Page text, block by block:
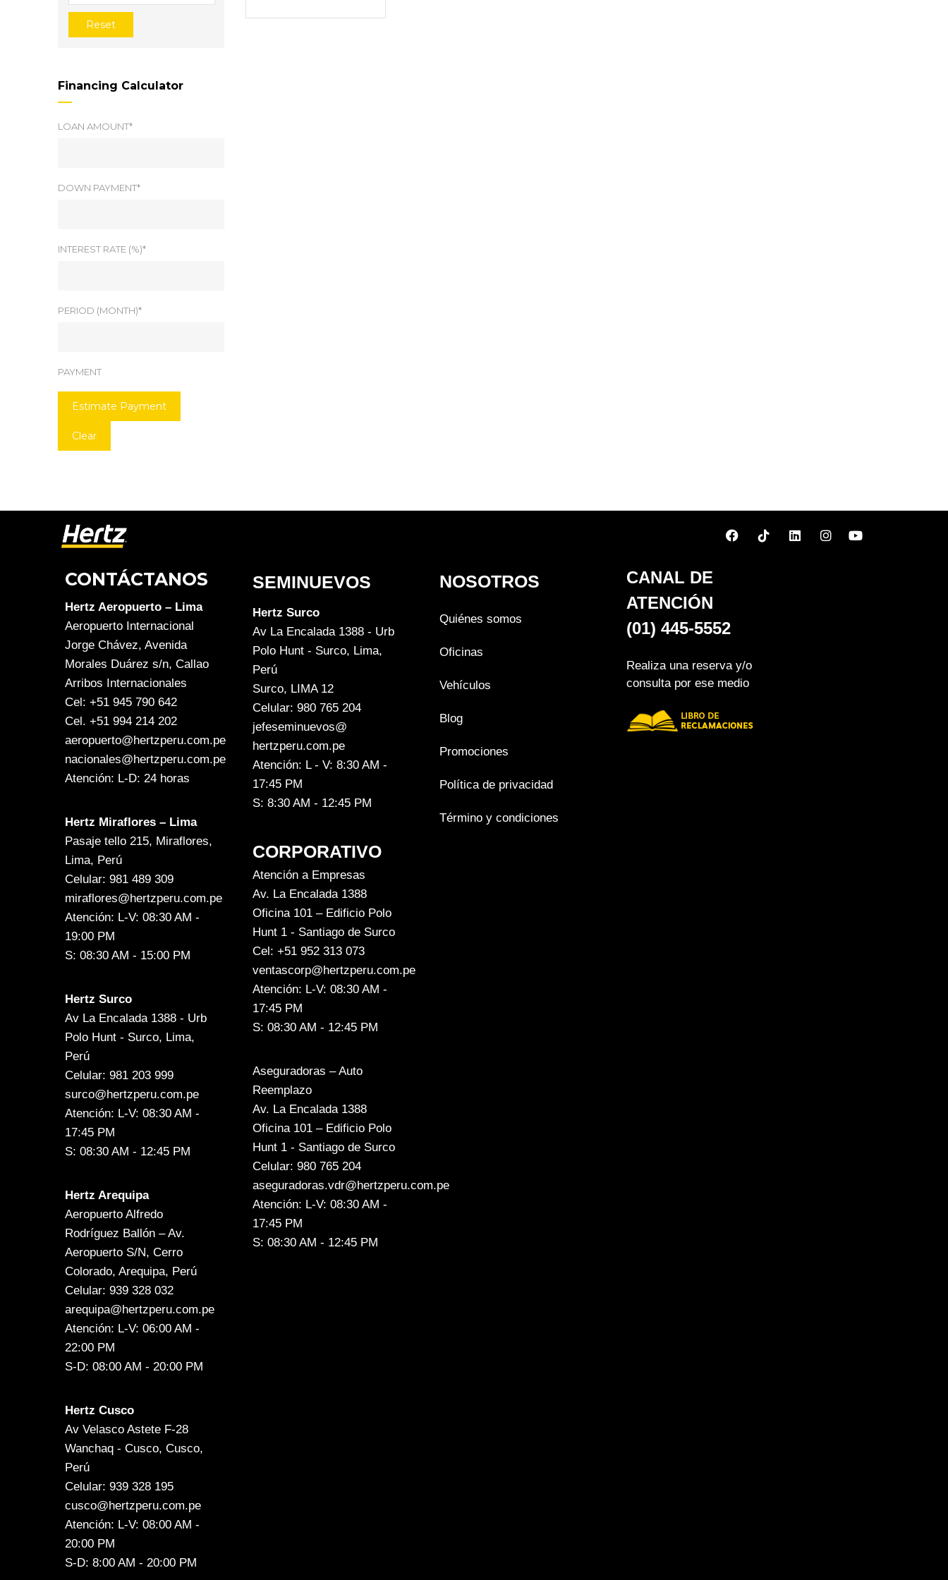
Reset
Financing Calculator
LOAN AMOUNT*
DOWN PAYMENT*
INTEREST RATE (%)*
PERIOD (MONTH)*
PAYMENT
Estimate Payment
Clear
CONTÁCTANOS
Hertz Aeropuerto – Lima
Aeropuerto Internacional
Jorge Chávez, Avenida
Morales Duárez s/n, Callao
Arribos Internacionales
Cel: +51 945 790 642
Cel. +51 994 214 202
aeropuerto@hertzperu.com.pe
nacionales@hertzperu.com.pe
Atención: L-D: 24 horas
Hertz Miraflores – Lima
Pasaje tello 215, Miraflores,
Lima, Perú
Celular: 981 489 309
miraflores@hertzperu.com.pe
Atención: L-V: 08:30 AM -
19:00 PM
S: 08:30 AM - 15:00 PM
Hertz Surco
Av La Encalada 1388 - Urb
Polo Hunt - Surco, Lima,
Perú
Celular: 981 203 999
surco@hertzperu.com.pe
Atención: L-V: 08:30 AM -
17:45 PM
S: 08:30 AM - 12:45 PM
Hertz Arequipa
Aeropuerto Alfredo
Rodríguez Ballón – Av.
Aeropuerto S/N, Cerro
Colorado, Arequipa, Perú
Celular: 939 328 032
arequipa@hertzperu.com.pe
Atención: L-V: 06:00 AM -
22:00 PM
S-D: 08:00 AM - 20:00 PM
Hertz Cusco
Av Velasco Astete F-28
Wanchaq - Cusco, Cusco,
Perú
Celular: 939 328 195
cusco@hertzperu.com.pe
Atención: L-V: 08:00 AM -
20:00 PM
S-D: 8:00 AM - 20:00 PM
SEMINUEVOS
Hertz Surco
Av La Encalada 1388 - Urb
Polo Hunt - Surco, Lima,
Perú
Surco, LIMA 12
Celular: 980 765 204
jefeseminuevos@
hertzperu.com.pe
Atención: L - V: 8:30 AM -
17:45 PM
S: 8:30 AM - 12:45 PM
CORPORATIVO
Atención a Empresas
Av. La Encalada 1388
Oficina 101 – Edificio Polo
Hunt 1 - Santiago de Surco
Cel: +51 952 313 073
ventascorp@hertzperu.com.pe
Atención: L-V: 08:30 AM -
17:45 PM
S: 08:30 AM - 12:45 PM
Aseguradoras – Auto
Reemplazo
Av. La Encalada 1388
Oficina 101 – Edificio Polo
Hunt 1 - Santiago de Surco
Celular: 980 765 204
aseguradoras.vdr@hertzperu.com.pe
Atención: L-V: 08:30 AM -
17:45 PM
S: 08:30 AM - 12:45 PM
NOSOTROS
Quiénes somos
Oficinas
Vehículos
Blog
Promociones
Política de privacidad
Término y condiciones
CANAL DE
ATENCIÓN
(01) 445-5552
Realiza una reserva y/o
consulta por ese medio